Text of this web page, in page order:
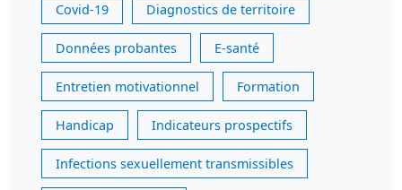
Covid-19 Diagnostics de territoire
Données probantes E-santé
Entretien motivationnel Formation
Handicap Indicateurs prospectifs
Infections sexuellement transmissibles